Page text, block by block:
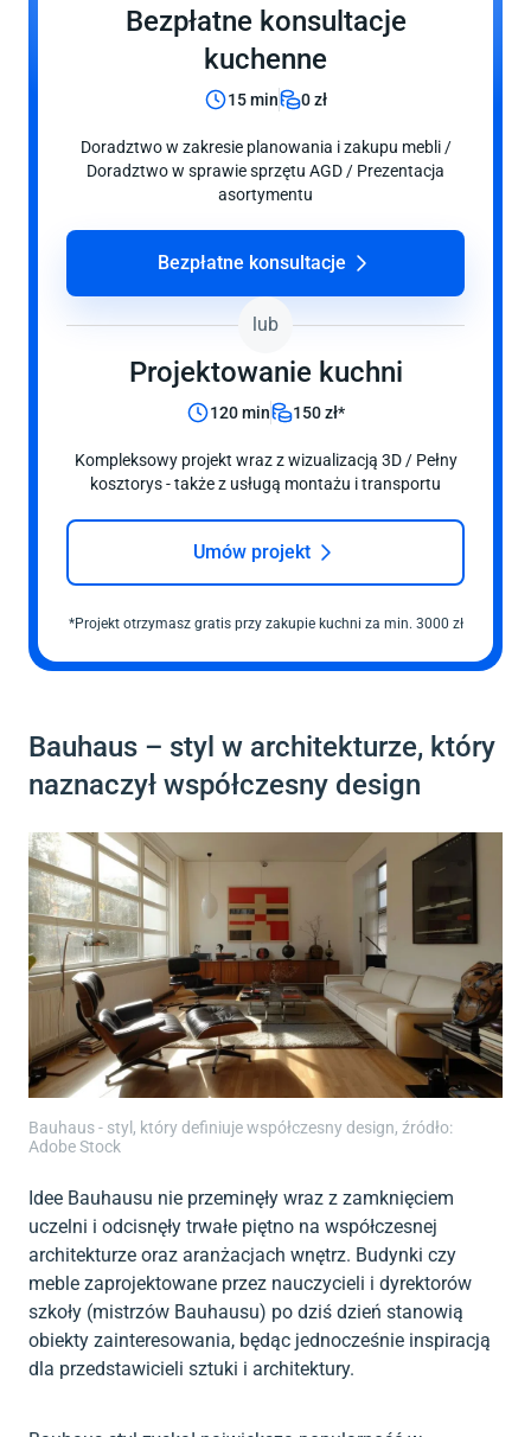
Bezpłatne konsultacje
kuchenne
15 min 0 zł
Doradztwo w zakresie planowania i zakupu mebli /
Doradztwo w sprawie sprzętu AGD / Prezentacja
asortymentu
Bezpłatne konsultacje
lub
Projektowanie kuchni
120 min 150 zł*
Kompleksowy projekt wraz z wizualizacją 3D / Pełny
kosztorys - także z usługą montażu i transportu
Umów projekt
*Projekt otrzymasz gratis przy zakupie kuchni za min. 3000 zł
Bauhaus – styl w architekturze, który
naznaczył współczesny design
Bauhaus - styl, który definiuje współczesny design, źródło:
Adobe Stock
Idee Bauhausu nie przeminęły wraz z zamknięciem
uczelni i odcisnęły trwałe piętno na współczesnej
architekturze oraz aranżacjach wnętrz. Budynki czy
meble zaprojektowane przez nauczycieli i dyrektorów
szkoły (mistrzów Bauhausu) po dziś dzień stanowią
obiekty zainteresowania, będąc jednocześnie inspiracją
dla przedstawicieli sztuki i architektury.